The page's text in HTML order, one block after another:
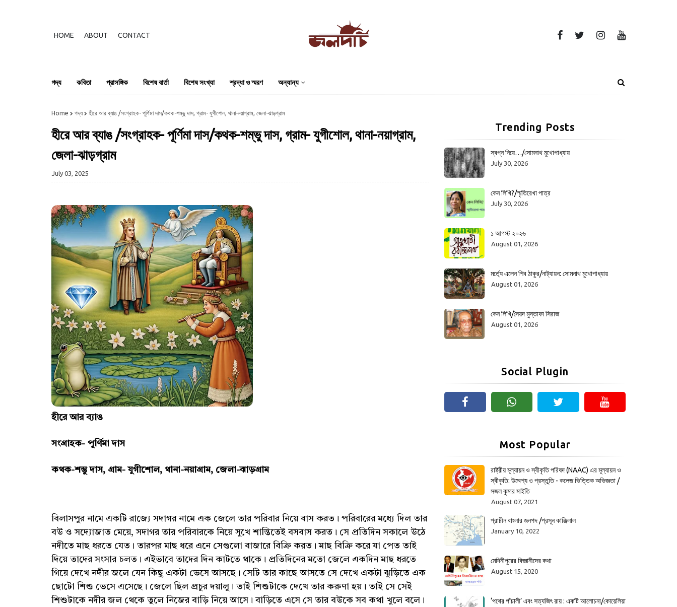
HOME ABOUT CONTACT
গদ্য কবিতা প্রাসঙ্গিক বিশেষ বার্তা বিশেষ সংখ্যা শ্রদ্ধা ও স্মরণ অন্যান্য
Home গদ্য হীরে আর ব্যাঙ /সংগ্রাহক- পূর্ণিমা দাস/কথক-শম্ভু দাস, গ্রাম- যুগীশোল, থানা-নয়াগ্রাম, জেলা-ঝাড়গ্রাম
হীরে আর ব্যাঙ /সংগ্রাহক- পূর্ণিমা দাস/কথক-শম্ভু দাস, গ্রাম- যুগীশোল, থানা-নয়াগ্রাম,
জেলা-ঝাড়গ্রাম
July 03, 2025
হীরে আর ব্যাঙ
সংগ্রাহক- পূর্ণিমা দাস
কথক-শম্ভু দাস, গ্রাম- যুগীশোল, থানা-নয়াগ্রাম, জেলা-ঝাড়গ্রাম
বিলাসপুর নামে একটি রাজ্যে সদাগর নামে এক জেলে তার পরিবার নিয়ে বাস করত। পরিবারের মধ্যে দিল তার
বউ ও সদ্যোজাত মেয়ে, সদাগর তার পরিবারকে নিয়ে সুখে শান্তিতেই বসবাস করত। সে প্রতিদিন সকালে উঠে
নদীতে মাছ ধরতে যেত। তারপর মাছ ধরে এনে সেগুলো বাজারে বিক্রি করত। মাছ বিক্রি করে যা পেত তাই
দিয়ে তাদের সংসার চলত। এইভাবে তাদের দিন কাটতে থাকে। প্রতিদিনের মতো জেলে একদিন মাছ ধরতে
গিয়ে দেখে নদীর জলে যেন কিছু একটা ভেসে আসছে। সেটি তার কাছে আসতে সে দেখে একটা ঝুড়িতে এক
ছোটো শিশু ভেসে এসেছে। জেলে ছিল প্রচুর দয়ালু। তাই শিশুটাকে দেখে তার করুণা হয়। তাই সে সেই
শিশুটাকে নদীর জল থেকে তুলে নিজের বাড়ি নিয়ে আসে। বাড়িতে এসে সে তার বউকে সব কথা খুলে বলে।
Trending Posts
স্বপ্ন নিয়ে…/সোমনাথ মুখোপাধ্যায়
July 30, 2026
কেন লিখি?/স্মৃতিরেখা পাত্র
July 30, 2026
১ আগস্ট ২০২৬
August 01, 2026
মর্ত্যে এলেন শিব ঠাকুর/নাট্যায়ন: সোমনাথ মুখোপাধ্যায়
August 01, 2026
কেন লিখি/সৈয়দ মুস্তাফা সিরাজ
August 01, 2026
Social Plugin
Most Popular
রাষ্ট্রীয় মূল্যায়ন ও স্বীকৃতি পরিষদ (NAAC) এর মূল্যায়ন ও
স্বীকৃতি: উদ্দেশ্য ও প্রস্তুতি - কলেজ ভিত্তিক অভিজ্ঞতা /
সজল কুমার মাইতি
August 07, 2021
প্রাচীন বাংলার জনপদ /প্রসূন কাঞ্জিলাল
January 10, 2022
মেদিনীপুরের বিজ্ঞানীদের কথা
August 15, 2020
‘পথের পাঁচালী’ এবং সত্যজিৎ রায় : একটি আলোচনা/কোয়েলিয়া